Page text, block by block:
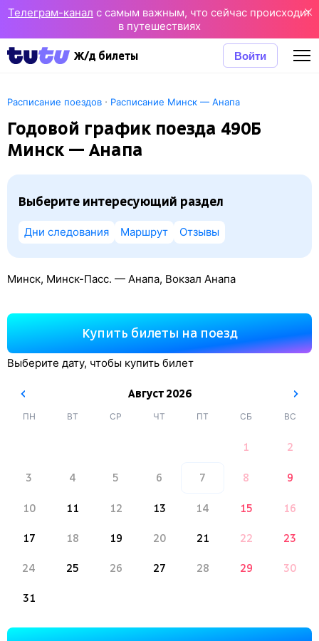
Телеграм-канал с самым важным, что сейчас происходит
в путешествиях
Ж/д билеты Войти
Расписание поездов · Расписание Минск — Анапа
Годовой график поезда 490Б
Минск — Анапа
Выберите интересующий раздел
Дни следования Маршрут Отзывы
Минск, Минск-Пасс. — Анапа, Вокзал Анапа
Купить билеты на поезд
Выберите дату, чтобы купить билет
Август2026
ПН ВТ СР ЧТ ПТ СБ ВС
1 2
3 4 5 6 7 8 9
10 11 12 13 14 15 16
17 18 19 20 21 22 23
24 25 26 27 28 29 30
31